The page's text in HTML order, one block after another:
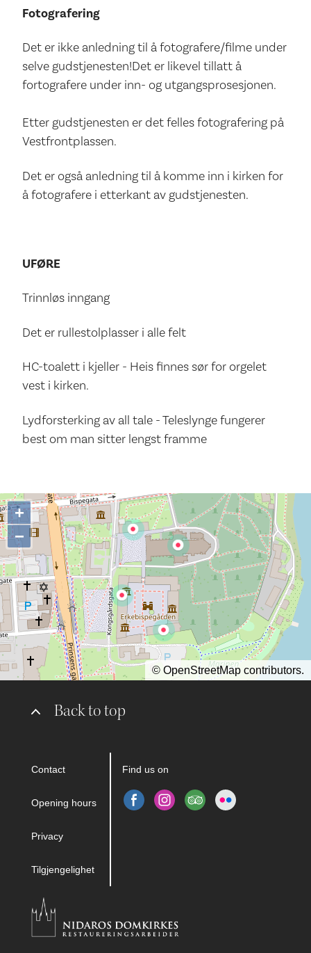
Fotografering
Det er ikke anledning til å fotografere/filme under
selve gudstjenesten!Det er likevel tillatt å
fortografere under inn- og utgangsprosesjonen.
Etter gudstjenesten er det felles fotografering på
Vestfrontplassen.
Det er også anledning til å komme inn i kirken for
å fotografere i etterkant av gudstjenesten.
UFØRE
Trinnløs inngang
Det er rullestolplasser i alle felt
HC-toalett i kjeller - Heis finnes sør for orgelet
vest i kirken.
Lydforsterking av all tale - Teleslynge fungerer
best om man sitter lengst framme
Back to top
Contact
Opening hours
Privacy
Tilgjengelighet
Find us on
+
−
© OpenStreetMap contributors.